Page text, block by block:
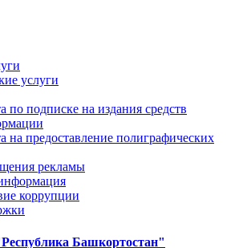
услуги
по подписке на издания средств
на предоставление полиграфических
рекламы
коррупции
Башкортостан"